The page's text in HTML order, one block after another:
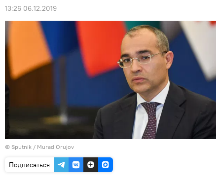
13:26 06.12.2019
© Sputnik / Murad Orujov
Подписаться